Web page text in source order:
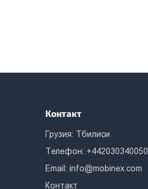
Контакт
Грузия: Тбилиси
Телефон: +442030340050
Email:info@mobinex.com
Контакт